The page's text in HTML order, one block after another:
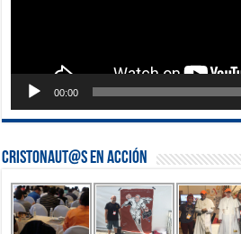
00:00
Cristonaut@s en Acción